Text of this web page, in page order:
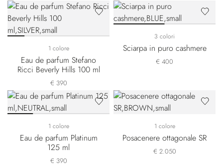
1 colore
Eau de parfum Stefano
Ricci Beverly Hills 100 ml
€ 390
3 colori
Sciarpa in puro cashmere
€ 400
1 colore
Eau de parfum Platinum
125 ml
€ 390
1 colore
Posacenere ottagonale SR
€ 2.050